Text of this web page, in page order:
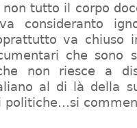
tutto il corpo
consideranto
va chiuso
che sono
non riesce a
al di là della
politiche…si